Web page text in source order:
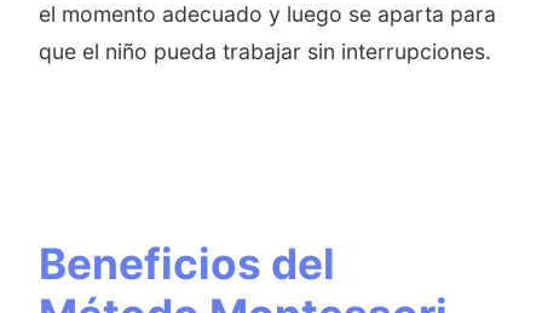
el momento adecuado y luego se aparta para
que el niño pueda trabajar sin interrupciones.
Beneficios del